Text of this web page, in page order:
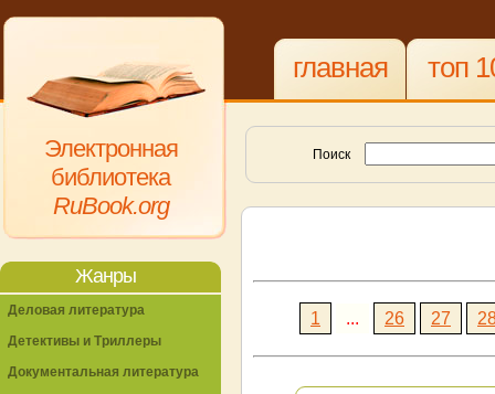
Электронная
библиотека
RuBook.org
главная топ
Поиск
1 ... 26 27
Жанры
Деловая литература
Детективы и Триллеры
Документальная литература